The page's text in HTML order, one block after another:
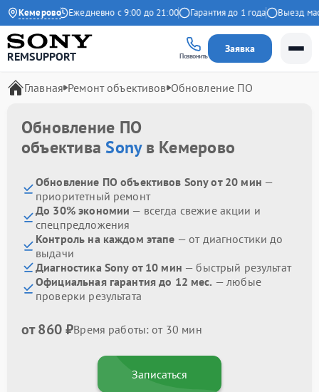
Кемерово
на Яндекс Ежедневно с 9:00 до 21:00 Гарантия до 1 года Выезд
REMSUPPORT Позвонить
Заявка
Главная Ремонт объективов Обновление ПО
Обновление ПО
объективаSonyв Кемерово
Обновление ПО объективов Sony от 20 мин —
приоритетный ремонт
До 30% экономии — всегда свежие акции и
спецпредложения
Контроль на каждом этапе — от диагностики до
выдачи
Диагностика Sony от 10 мин — быстрый результат
Официальная гарантия до 12 мес. — любые
проверки результата
от 860 ₽Время работы: от 30 мин
Записаться